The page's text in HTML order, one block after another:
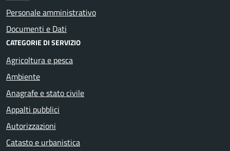
Personale amministrativo
Documenti e Dati
CATEGORIE DI SERVIZIO
Agricoltura e pesca
Ambiente
Anagrafe e stato civile
Appalti pubblici
Autorizzazioni
Catasto e urbanistica